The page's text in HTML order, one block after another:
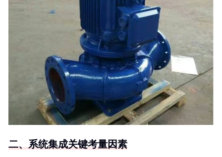
二、系统集成关键考量因素